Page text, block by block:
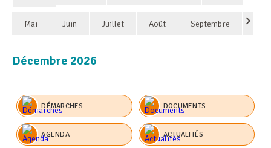
Mai Juin Juillet Août Septembre
Décembre 2026
DÉMARCHES DOCUMENTS
AGENDA ACTUALITÉS